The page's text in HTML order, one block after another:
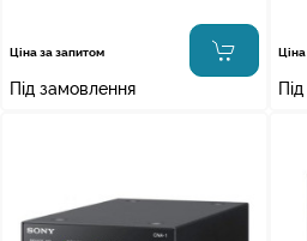
Ціна за запитом
Під замовлення